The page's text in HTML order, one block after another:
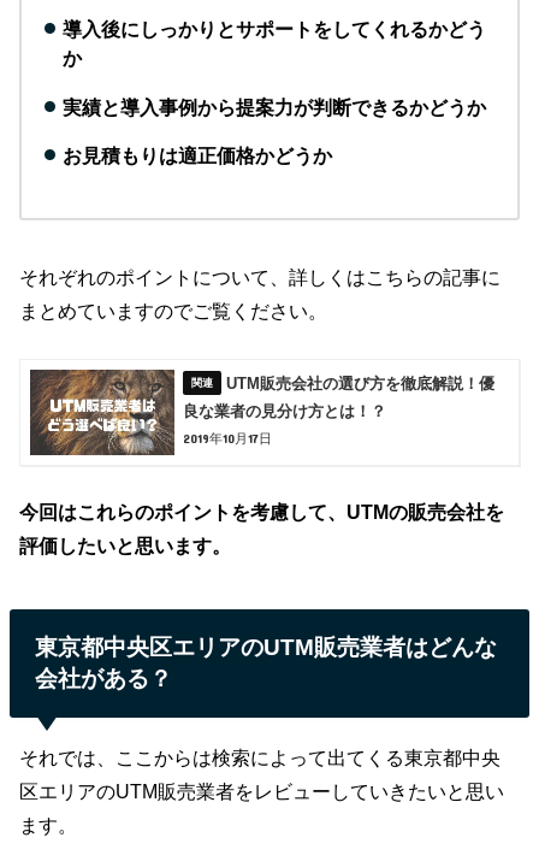
導入後にしっかりとサポートをしてくれるかどう
か
実績と導入事例から提案力が判断できるかどうか
お見積もりは適正価格かどうか
それぞれのポイントについて、詳しくはこちらの記事に
まとめていますのでご覧ください。
UTM販売会社の選び方を徹底解説！優
良な業者の見分け方とは！？
2019年10月17日
今回はこれらのポイントを考慮して、UTMの販売会社を
評価したいと思います。
東京都中央区エリアのUTM販売業者はどんな
会社がある？
それでは、ここからは検索によって出てくる東京都中央
区エリアのUTM販売業者をレビューしていきたいと思い
ます。